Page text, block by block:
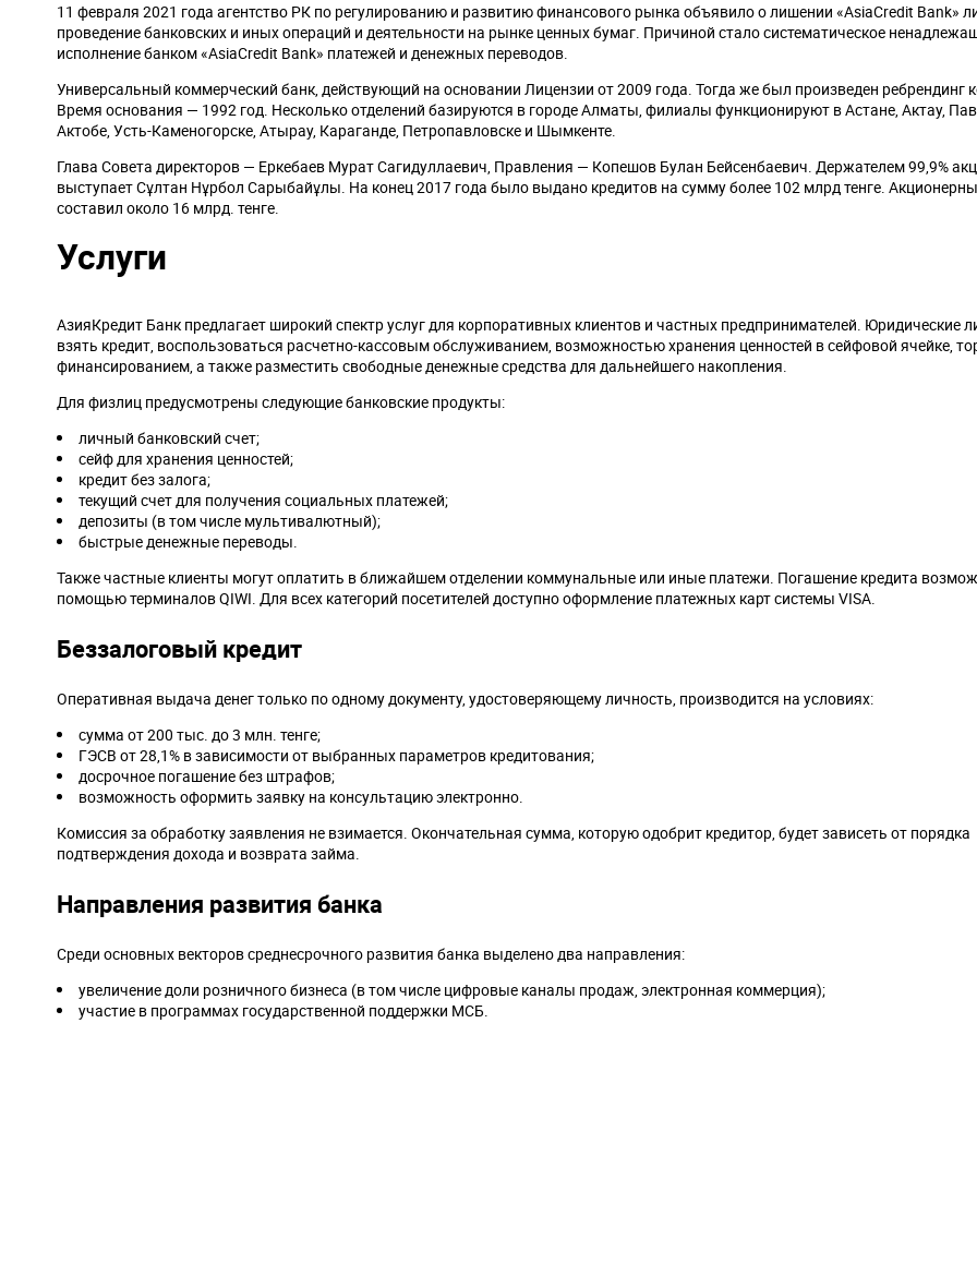
11 февраля 2021 года агентство РК по регулированию и развитию финансового рынка объявило о лишении «AsiaCredit Bank»
проведение банковских и иных операций и деятельности на рынке ценных бумаг. Причиной стало систематическое
исполнение банком «AsiaCredit Bank» платежей и денежных переводов.
Универсальный коммерческий банк, действующий на основании Лицензии от 2009 года. Тогда же был произведен ребрендинг
Время основания — 1992 год. Несколько отделений базируются в городе Алматы, филиалы функционируют в Астане, Актау,
Актобе, Усть-Каменогорске, Атырау, Караганде, Петропавловске и Шымкенте.
Глава Совета директоров — Еркебаев Мурат Сагидуллаевич, Правления — Копешов Булан Бейсенбаевич. Держателем 99,9%
выступает Сұлтан Нұрбол Сарыбайұлы. На конец 2017 года было выдано кредитов на сумму более 102 млрд тенге.
составил около 16 млрд. тенге.
Услуги
АзияКредит Банк предлагает широкий спектр услуг для корпоративных клиентов и частных предпринимателей. Юридические
взять кредит, воспользоваться расчетно-кассовым обслуживанием, возможностью хранения ценностей в сейфовой ячейке,
финансированием, а также разместить свободные денежные средства для дальнейшего накопления.
Для физлиц предусмотрены следующие банковские продукты:
личный банковский счет;
сейф для хранения ценностей;
кредит без залога;
текущий счет для получения социальных платежей;
депозиты (в том числе мультивалютный);
быстрые денежные переводы.
Также частные клиенты могут оплатить в ближайшем отделении коммунальные или иные платежи. Погашение кредита
помощью терминалов QIWI. Для всех категорий посетителей доступно оформление платежных карт системы VISA.
Беззалоговый кредит
Оперативная выдача денег только по одному документу, удостоверяющему личность, производится на условиях:
сумма от 200 тыс. до 3 млн. тенге;
ГЭСВ от 28,1% в зависимости от выбранных параметров кредитования;
досрочное погашение без штрафов;
возможность оформить заявку на консультацию электронно.
Комиссия за обработку заявления не взимается. Окончательная сумма, которую одобрит кредитор, будет зависеть от порядка
подтверждения дохода и возврата займа.
Направления развития банка
Среди основных векторов среднесрочного развития банка выделено два направления:
увеличение доли розничного бизнеса (в том числе цифровые каналы продаж, электронная коммерция);
участие в программах государственной поддержки МСБ.